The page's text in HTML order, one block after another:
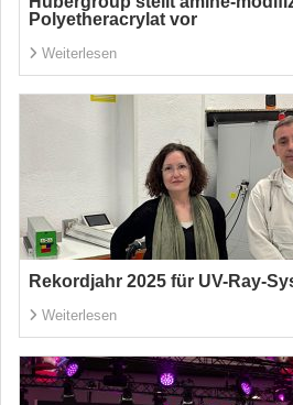
Polyetheracrylat vor
Weiterlesen
Rekordjahr 2025 für UV-Ray-
Weiterlesen